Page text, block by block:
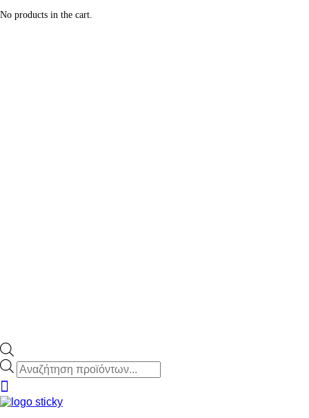
No products in the cart.
Products
search